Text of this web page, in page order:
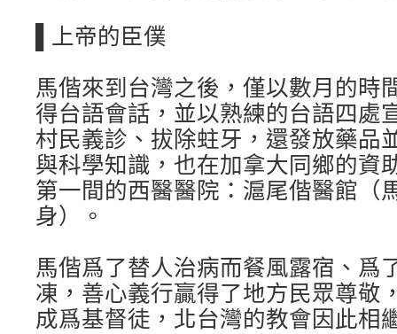
▌上帝的臣僕
馬偕來到台灣之後，僅以數月的時
得台語會話，並以熟練的台語四處
村民義診、拔除蛀牙，還發放藥品
與科學知識，也在加拿大同鄉的資
第一間的西醫醫院：滬尾偕醫館（
身）。
馬偕爲了替人治病而餐風露宿、爲
凍，善心義行贏得了地方民眾尊敬
成爲基督徒，北台灣的教會因此相